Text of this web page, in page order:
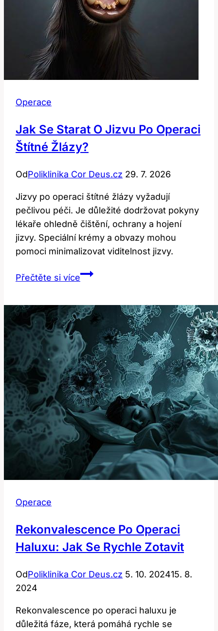
Operace
Jak Se Starat O Jizvu Po Operaci
Štítné Žlázy?
OdPoliklinika Cor Deus.cz 29. 7. 2026
Jizvy po operaci štítné žlázy vyžadují
pečlivou péči. Je důležité dodržovat pokyny
lékaře ohledně čištění, ochrany a hojení
jizvy. Speciální krémy a obvazy mohou
pomoci minimalizovat viditelnost jizvy.
Přečtěte si víceJak
o
po
operaci
štítné
žlázy?
Operace
Rekonvalescence Po Operaci
Haluxu: Jak Se Rychle Zotavit
OdPoliklinika Cor Deus.cz 5. 10. 202415. 8.
2024
Rekonvalescence po operaci haluxu je
důležitá fáze, která pomáhá rychle se